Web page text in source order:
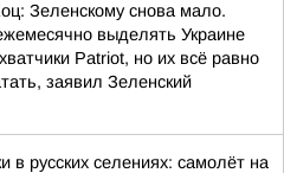
Зеленскому снова мало.
выделять Украине
Patriot, но их всё равно
заявил Зеленский
в русских селениях: самолёт на